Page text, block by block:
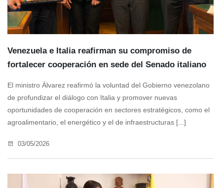
Venezuela e Italia reafirman su compromiso de
fortalecer cooperación en sede del Senado italiano
El ministro Álvarez reafirmó la voluntad del Gobierno venezolano
de profundizar el diálogo con Italia y promover nuevas
oportunidades de cooperación en sectores estratégicos, como el
agroalimentario, el energético y el de infraestructuras [...]
03/05/2026